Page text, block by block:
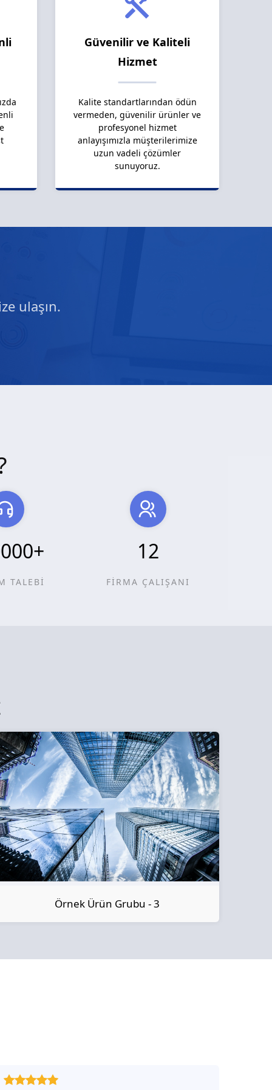
Güvenilir ve Kaliteli
Hizmet
Kalite standartlarından ödün
vermeden, güvenilir ürünler ve
profesyonel hizmet
anlayışımızla müşterilerimize
uzun vadeli çözümler
sunuyoruz.
ulaşın.
+
TALEBİ
12
FİRMA ÇALIŞANI
Örnek Ürün Grubu - 3